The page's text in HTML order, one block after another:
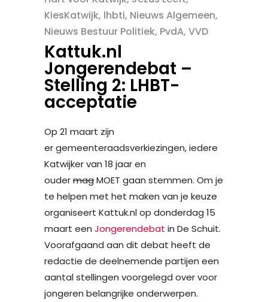
KiesKatwijk, lhbti, Nieuws Algemeen,
Nieuws Bestuur Politiek, PvdA, VVD
Kattuk.nl
Jongerendebat –
Stelling 2: LHBT-
acceptatie
Op 21 maart zijn
er gemeenteraadsverkiezingen, iedere
Katwijker van 18 jaar en
oudermagMOET gaan stemmen. Om je
te helpen met het maken van je keuze
organiseert Kattuk.nl op donderdag 15
maart een Jongerendebat in De Schuit.
Voorafgaand aan dit debat heeft de
redactie de deelnemende partijen een
aantal stellingen voorgelegd over voor
jongeren belangrijke onderwerpen.